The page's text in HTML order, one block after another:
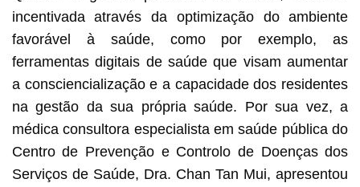
incentivada através da optimização do ambiente
favorável à saúde, como por exemplo, as
ferramentas digitais de saúde que visam aumentar
a consciencialização e a capacidade dos residentes
na gestão da sua própria saúde. Por sua vez, a
médica consultora especialista em saúde pública do
Centro de Prevenção e Controlo de Doenças dos
Serviços de Saúde, Dra. Chan Tan Mui, apresentou